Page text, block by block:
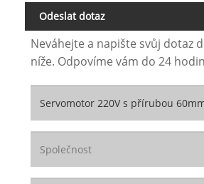
Odeslat dotaz
Neváhejte a napište svůj dotaz
níže. Odpovíme vám do 24